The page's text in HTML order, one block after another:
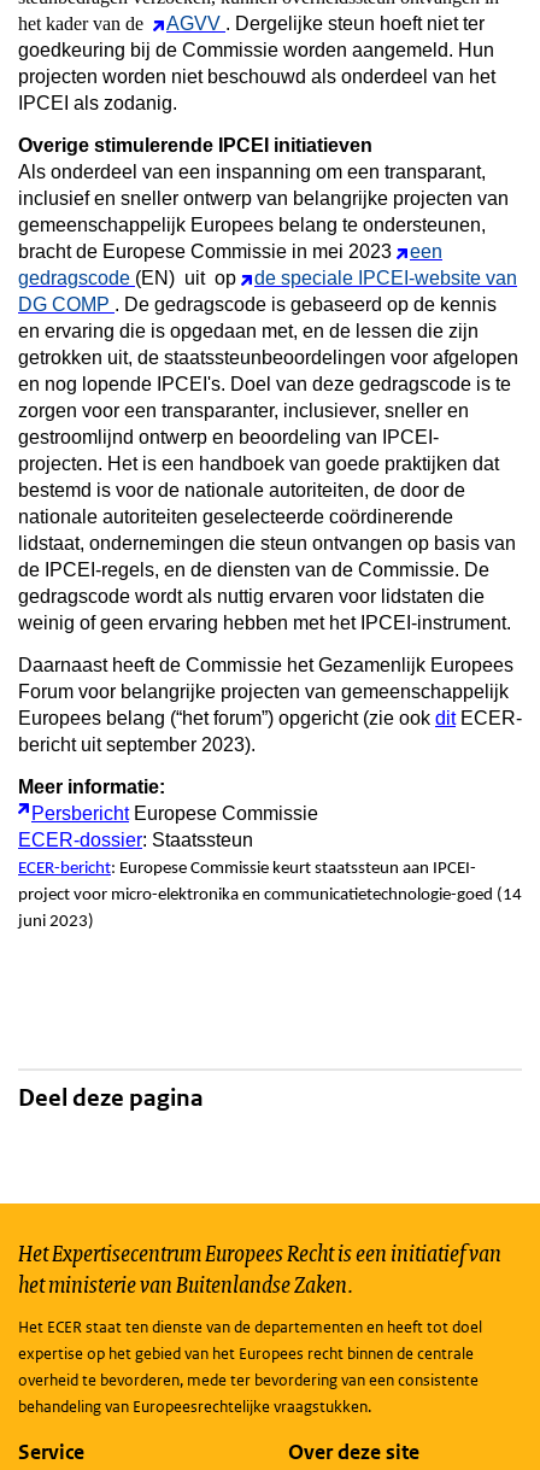
het kader van de
AGVV . Dergelijke steun hoeft niet ter
goedkeuring bij de Commissie worden aangemeld. Hun
projecten worden niet beschouwd als onderdeel van het
IPCEI als zodanig.
Overige stimulerende IPCEI initiatieven
Als onderdeel van een inspanning om een transparant,
inclusief en sneller ontwerp van belangrijke projecten van
gemeenschappelijk Europees belang te ondersteunen,
bracht de Europese Commissie in mei 2023
een
gedragscode (EN) uit op
de speciale IPCEI-website van
DG COMP . De gedragscode is gebaseerd op de kennis
en ervaring die is opgedaan met, en de lessen die zijn
getrokken uit, de staatssteunbeoordelingen voor afgelopen
en nog lopende IPCEI's. Doel van deze gedragscode is te
zorgen voor een transparanter, inclusiever, sneller en
gestroomlijnd ontwerp en beoordeling van IPCEI-
projecten. Het is een handboek van goede praktijken dat
bestemd is voor de nationale autoriteiten, de door de
nationale autoriteiten geselecteerde coördinerende
lidstaat, ondernemingen die steun ontvangen op basis van
de IPCEI-regels, en de diensten van de Commissie. De
gedragscode wordt als nuttig ervaren voor lidstaten die
weinig of geen ervaring hebben met het IPCEI-instrument.
Daarnaast heeft de Commissie het Gezamenlijk Europees
Forum voor belangrijke projecten van gemeenschappelijk
Europees belang (“het forum”) opgericht (zie ook ditECER-
bericht uit september 2023).
Meer informatie:
PersberichtEuropese Commissie
ECER-dossier: Staatssteun
ECER-bericht: Europese Commissie keurt staatssteun aan IPCEI-
project voor micro-elektronika en communicatietechnologie-goed (14
juni 2023)
Deel deze pagina
Het Expertisecentrum Europees Recht is een initiatief van
het ministerie van Buitenlandse Zaken.
Het ECER staat ten dienste van de departementen en heeft tot doel
expertise op het gebied van het Europees recht binnen de centrale
overheid te bevorderen, mede ter bevordering van een consistente
behandeling van Europeesrechtelijke vraagstukken.
Service Over deze site